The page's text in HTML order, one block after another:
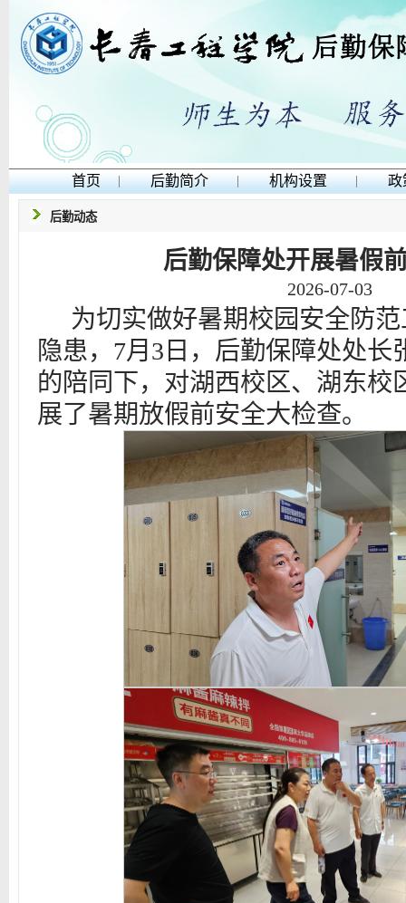
首页 | 后勤简介 | 机构设置 | 政
后勤动态
后勤保障处开展暑假
2026-07-03
为切实做好暑期校园安全防
隐患，7月3日，后勤保障处处长
的陪同下，对湖西校区、湖东校
展了暑期放假前安全大检查。